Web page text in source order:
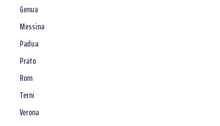
Genua
Messina
Padua
Prato
Rom
Terni
Verona